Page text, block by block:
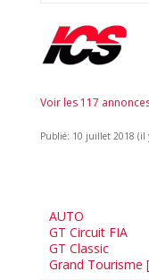
Voir les 117
Publié: 10 juillet 2018 (il
AUTO
GT Circuit FIA
GT Classic
Grand Tourisme